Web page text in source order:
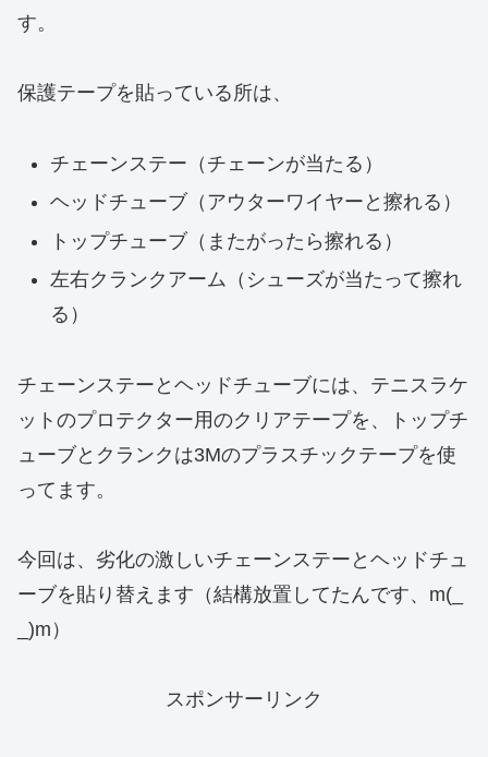
す。
保護テープを貼っている所は、
チェーンステー（チェーンが当たる）
ヘッドチューブ（アウターワイヤーと擦れる）
トップチューブ（またがったら擦れる）
左右クランクアーム（シューズが当たって擦れ
る）
チェーンステーとヘッドチューブには、テニスラケ
ットのプロテクター用のクリアテープを、トップチ
ューブとクランクは3Mのプラスチックテープを使
ってます。
今回は、劣化の激しいチェーンステーとヘッドチュ
ーブを貼り替えます（結構放置してたんです、m(_
_)m）
スポンサーリンク